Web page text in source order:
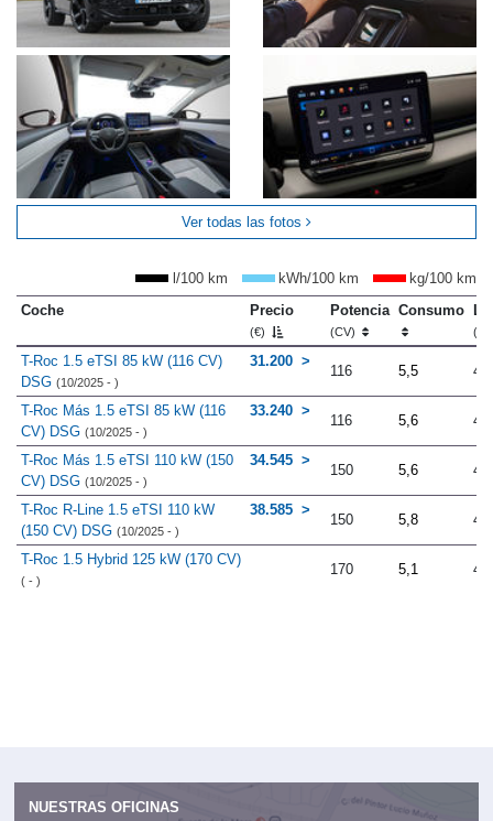
Ver todas las fotos
l/100 km kWh/100 km
kg/100 km
Coche
Precio
(€)
Potencia
(CV)
Consumo
T-Roc 1.5 eTSI 85 kW (116 CV)
DSG (10/2025 - )
31.200
116 5,5
T-Roc Más 1.5 eTSI 85 kW (116
CV) DSG (10/2025 - )
33.240
116 5,6
T-Roc Más 1.5 eTSI 110 kW (150
CV) DSG (10/2025 - )
34.545
150 5,6
T-Roc R-Line 1.5 eTSI 110 kW
(150 CV) DSG (10/2025 - )
38.585
150 5,8
T-Roc 1.5 Hybrid 125 kW (170 CV)
( - )
170 5,1
NUESTRAS OFICINAS